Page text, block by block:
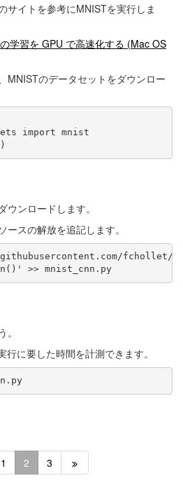
サイトを参考にMNISTを実行しま
学習を GPU で高速化する (Mac OS
MNISTのデータセットをダウンロー
import mnist
ンロードします。
スの解放を追記します。
fchollet/
>> mnist_cnn.py
に要した時間を計測できます。
1 2 3